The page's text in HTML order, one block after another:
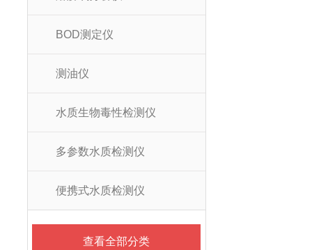
BOD测定仪
测油仪
水质生物毒性检测仪
多参数水质检测仪
便携式水质检测仪
查看全部分类